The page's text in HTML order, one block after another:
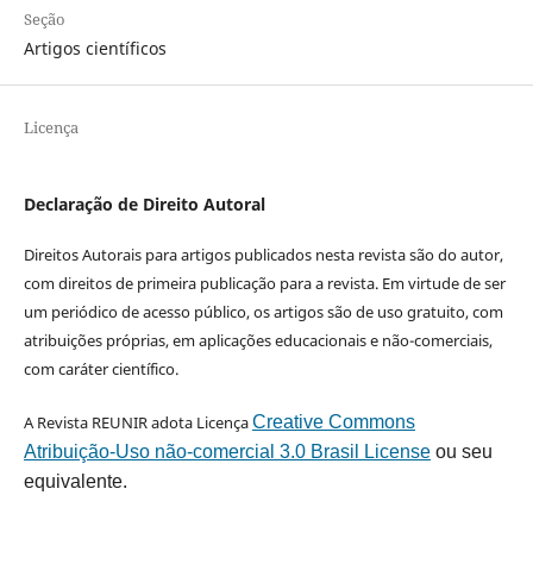
Seção
Artigos científicos
Licença
Declaração de Direito Autoral
Direitos Autorais para artigos publicados nesta revista são do autor,
com direitos de primeira publicação para a revista. Em virtude de ser
um periódico de acesso público, os artigos são de uso gratuito, com
atribuições próprias, em aplicações educacionais e não-comerciais,
com caráter científico.
A Revista REUNIR adota LicençaCreative Commons
Atribuição-Uso não-comercial 3.0 Brasil Licenseou seu
equivalente.